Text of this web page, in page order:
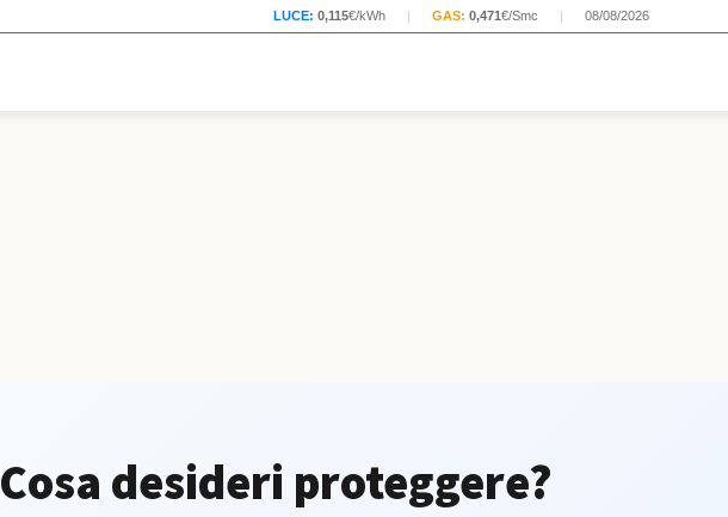
LUCE: 0,115€/kWh | GAS: 0,471€/Smc | 08/08/2026
Cosa desideri proteggere?